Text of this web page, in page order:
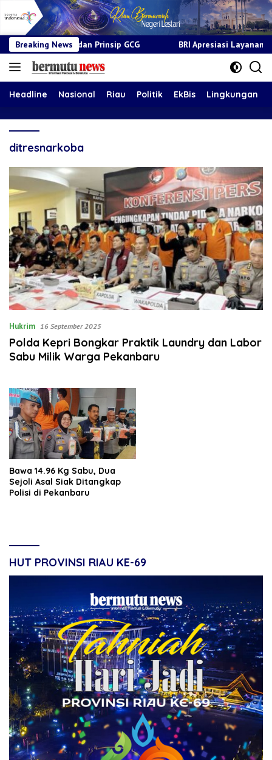
Breaking News
dan Prinsip GCG BRI Apresiasi Layanan Kepada
Headline Nasional Riau Politik EkBis Lingkungan
ditresnarkoba
Hukrim 16 September 2025
Polda Kepri Bongkar Praktik Laundry dan Labor
Sabu Milik Warga Pekanbaru
Bawa 14.96 Kg Sabu, Dua
Sejoli Asal Siak Ditangkap
Polisi di Pekanbaru
HUT PROVINSI RIAU KE-69